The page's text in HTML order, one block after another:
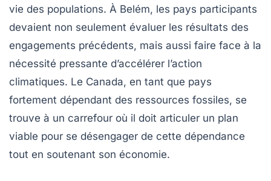
vie des populations. À Belém, les pays participants
devaient non seulement évaluer les résultats des
engagements précédents, mais aussi faire face à la
nécessité pressante d’accélérer l’action
climatiques. Le Canada, en tant que pays
fortement dépendant des ressources fossiles, se
trouve à un carrefour où il doit articuler un plan
viable pour se désengager de cette dépendance
tout en soutenant son économie.